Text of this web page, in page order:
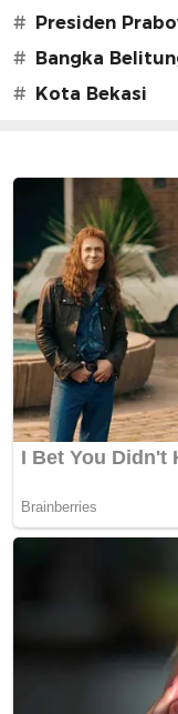
# Presiden
# Bangka
# Kota Bekasi